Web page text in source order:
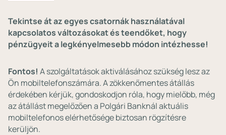
Tekintse át az egyes csatornák használatával
kapcsolatos változásokat és teendőket, hogy
pénzügyeit a legkényelmesebb módon intézhesse!
Fontos! A szolgáltatások aktiválásához szükség lesz az
Ön mobiltelefonszámára. A zökkenőmentes átállás
érdekében kérjük, gondoskodjon róla, hogy mielőbb, még
az átállást megelőzően a Polgári Banknál aktuális
mobiltelefonos elérhetősége biztosan rögzítésre
kerüljön.